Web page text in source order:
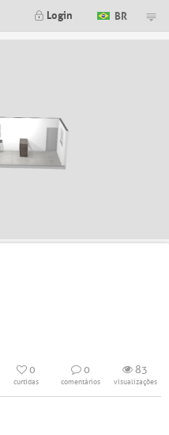
Login BR
0
curtidas
0
comentários
83
visualizações